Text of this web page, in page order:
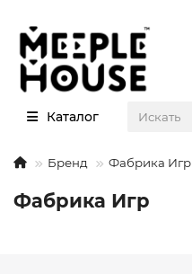
Каталог
Бренд Фабрика Игр
Фабрика Игр